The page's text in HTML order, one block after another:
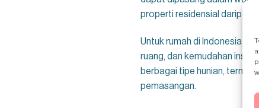
properti residensial daripada
Untuk rumah di Indonesia,
ruang, dan kemudahan
berbagai tipe hunian,
pemasangan.